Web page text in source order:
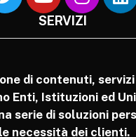
SERVIZI
di contenuti,
Enti, Istituzioni ed
serie di soluzioni
necessità dei clienti.